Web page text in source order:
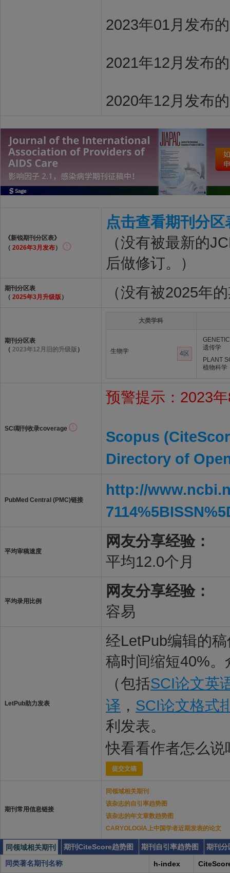
2023年01月发布
2021年12月发布
2020年12月发布
《新锐期刊分区表》
（ 2026年3月发布）
点击查看期刊分区
（没有被最新的
后做修订。）
期刊分区表
（ 2025年3月升级版 ） （没有被2025年
期刊分区表
（ 2023年12月旧的升级版 ）
大类学科
生物学 4区
遗传学
PLANT
植物科学
SCI期刊收录coverage
预警提示：2023
Scopus
Directory of
PubMed Central (PMC)链接
http://
平均审稿速度
网友分享经验：
平均12.0个月
平均录用比例
网友分享经验：
容易
LetPub助力发表
经LetPub编辑的
稿时间缩短40%
（包括SCI论文英
译 ， SCI论文格式
利发表。
快看看作者怎么说
提交文稿
期刊常用信息链接
同领域相关期刊
该杂志的自引率趋势图
该杂志的年文章数趋势图
CARYOLOGIA上中国学者近期发表的论文
同领域相关期刊 期刊CiteScore趋势图 期刊自引率趋势图
期刊分
同类著名期刊名称
h-index